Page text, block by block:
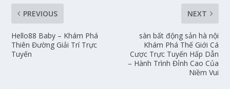
PREVIOUS
Hello88 Baby – Khám Phá
Thiên Đường Giải Trí Trực
Tuyến
NEXT
sàn bất động sản hà nội
Khám Phá Thế Giới Cá
Cược Trực Tuyến Hấp Dẫn
– Hành Trình Đỉnh Cao Của
Niềm Vui